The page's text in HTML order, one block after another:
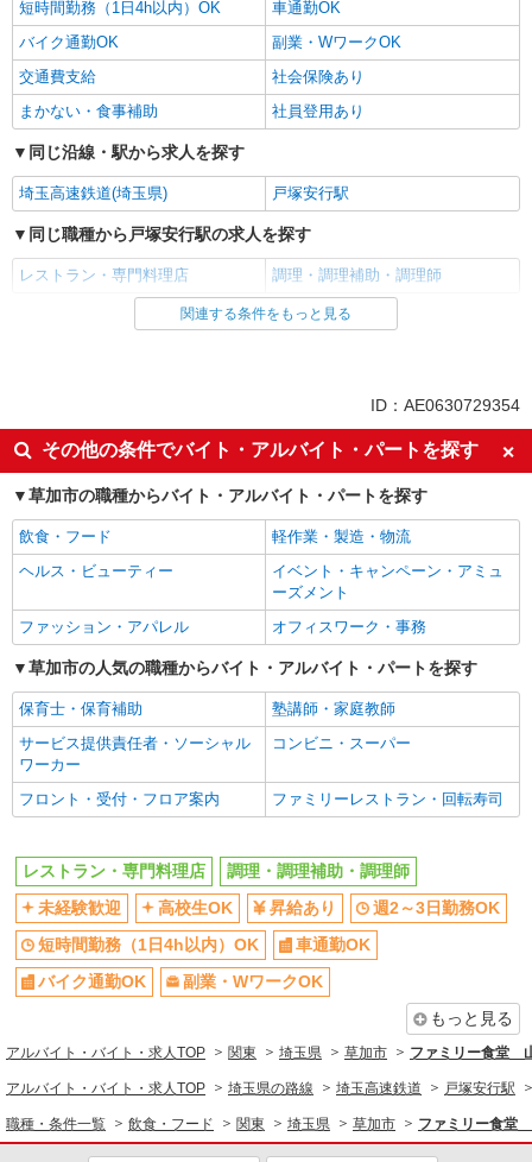
短時間勤務（1日4h以内）OK
車通勤OK
バイク通勤OK
副業・WワークOK
交通費支給
社会保険あり
まかない・食事補助
社員登用あり
同じ沿線・駅から求人を探す
埼玉高速鉄道(埼玉県) 戸塚安行駅
同じ職種から戸塚安行駅の求人を探す
レストラン・専門料理店 調理・調理補助・調理師
同じ雇用形態から戸塚安行駅の求人を探す
未経験歓迎
高校生OK
昇給あり
週2～3日勤務OK
短時間勤務（1日4h以内）OK
車通勤OK
バイク通勤OK
副業・WワークOK
交通費支給
社会保険あり
まかない・食事補助
社員登用あり
飲食・フード
レストラン・専門料理店
調理・調理補助・調理師
同じ特徴から求人を探す
未経験歓迎
高校生OK
車通勤OK
副業・WワークOK
交通費支給
社会保険あり
まかない・食事補助
社員登用あり
関連する条件をもっと見る
ID：AE0630729354
その他の条件でバイト・アルバイト・パートを探す
草加市の職種からバイト・アルバイト・パートを探す
飲食・フード
軽作業・製造・物流
ヘルス・ビューティー
イベント・キャンペーン・アミュ
ーズメント
ファッション・アパレル
オフィスワーク・事務
草加市の人気の職種からバイト・アルバイト・パートを探す
保育士・保育補助
塾講師・家庭教師
サービス提供責任者・ソーシャル
ワーカー
コンビニ・スーパー
フロント・受付・フロア案内 ファミリーレストラン・回転寿司
レストラン・専門料理店
調理・調理補助・調理師
未経験歓迎
高校生OK 昇給あり
週2～3日勤務OK
短時間勤務（1日4h以内）OK
車通勤OK
バイク通勤OK
副業・WワークOK
もっと見る
アルバイト・バイト・求人TOP 関東 埼玉県 草加市 ファミリー食堂
アルバイト・バイト・求人TOP 埼玉県の路線 埼玉高速鉄道 戸塚安行駅
職種・条件一覧 飲食・フード 関東 埼玉県 草加市 ファミリー食堂